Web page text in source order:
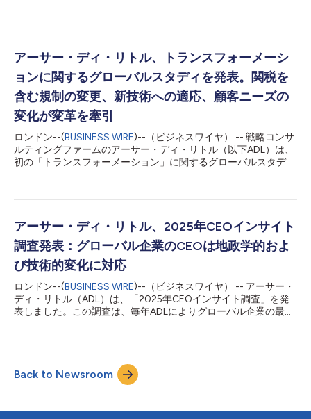
とし）が就任いたします。あわせて日本代表にはパートナーの祖
年よりアジア、および、2006年から日本オフィスを統括してき
た原田裕介（はらだ ゆうすけ）の後任となります。 大原は、30
年以上にわたり幅広い業界のトップマネジメントへのコンサルテ
ィング経験を有し、多様な企業における様々な戦略的な変革とト
ランスフォーメーションの実行成果の実現に貢献してまいりまし
た。アジアクラスター統括として、日本、韓国、東南アジア、中
国といったAPAC（アジア・太平洋地域）における戦略的・商業
的・運営上の方向性を統括し、他地域やグローバル本部との連携
を強化することで、ファーム全体の発展・成長を目指します。
祖父江は、新規事業開発、M&...
アーサー・ディ・リトル、トランスフォーメーシ
ョンに関するグローバルスタディを発表。関税を
含む規制の変更、新技術への適応、顧客ニーズの
変化が変革を牽引
ロンドン--(BUSINESS WIRE)--（ビジネスワイヤ） -- 戦略コンサ
ルティングファームのアーサー・ディ・リトル（以下ADL）は、
初の「トランスフォーメーション」に関するグローバルスタディ
を見出すために、組織の戦略・運営モデル・能力・文化を再定義
ーションは、今やグローバル企業にとって必然の取り組みとなっ
ており、今回の調査では、3分の2（65%）の組織が「広範囲もし
くは組織全体におけるトランスフォーメーションを推進中」と回
答しています。トランスフォーメーションが求められる要素とし
ては、関税を含む規制の変更、新技術による破壊的イノベーショ
ン、顧客ニーズの変化が最も重要度が高く、いずれも5段階のう
ち4.1の評点を得ました。また、95％の企業が自社の取り組みの
成功を確信しており、トランスフォーメーションに対する自信の
アーサー・ディ・リトル、2025年CEOインサイト
調査発表：グローバル企業のCEOは地政学的およ
び技術的変化に対応
ロンドン--(BUSINESS WIRE)--（ビジネスワイヤ） -- アーサー・
ディ・リトル（ADL）は、「2025年CEOインサイト調査」を発
表しました。この調査は、毎年ADLによりグローバル企業の最高
学的な激変と現在の市場の変化の混乱にもかかわらず、こうした
世界的な変化や、特にAIに代表される新技術の導入によってもた
らされる変化に適応するため、既に多額の投資を行っています。
綿密に考慮したうえで戦略立案を行う必要性が高まっています。
Back to Newsroom